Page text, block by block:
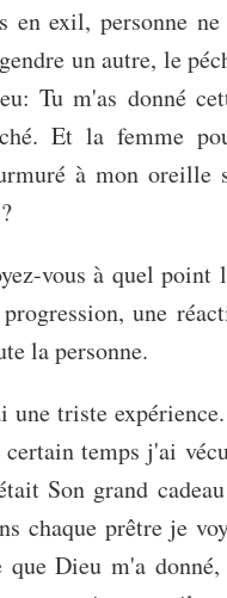
en exil, personne
un autre, le
Tu m'as donné
Et la femme
à mon oreille
vous à quel point
progression, une
la personne.
une triste
certain temps j'ai
Son grand
chaque prêtre je
que Dieu m'a